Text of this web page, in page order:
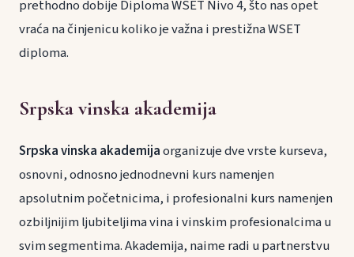
prethodno dobije Diploma WSET Nivo 4, što nas opet
vraća na činjenicu koliko je važna i prestižna WSET
diploma.
Srpska vinska akademija
Srpska vinska akademijaorganizuje dve vrste kurseva,
osnovni, odnosno jednodnevni kurs namenjen
apsolutnim početnicima, i profesionalni kurs namenjen
ozbiljnijim ljubiteljima vina i vinskim profesionalcima u
svim segmentima. Akademija, naime radi u partnerstvu